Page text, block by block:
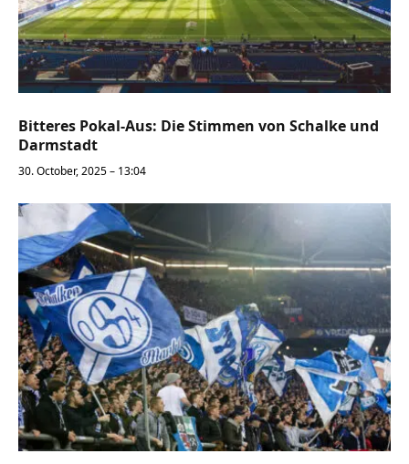
Bitteres Pokal-Aus: Die Stimmen von Schalke und
Darmstadt
30. October, 2025 – 13:04